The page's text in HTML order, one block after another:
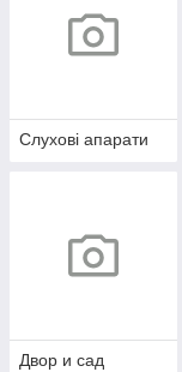
Слухові апарати
Двор и сад